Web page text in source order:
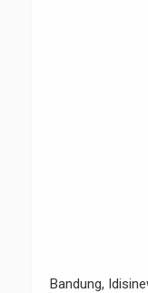
Bandung,